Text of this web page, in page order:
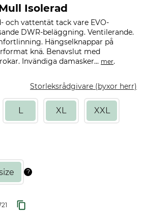
Isolerad
och vattentät tack vare EVO-
DWR-beläggning. Ventilerande.
Hängselknappar på
knä. Benavslut med
Invändiga damasker... mer.
Storleksrådgivare (byxor herr)
L XL XXL